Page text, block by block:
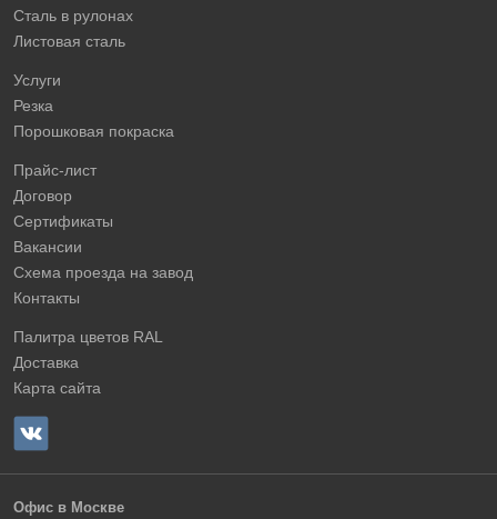
Сталь в рулонах
Листовая сталь
Услуги
Резка
Порошковая покраска
Прайс-лист
Договор
Сертификаты
Вакансии
Схема проезда на завод
Контакты
Палитра цветов RAL
Доставка
Карта сайта
Офис в Москве